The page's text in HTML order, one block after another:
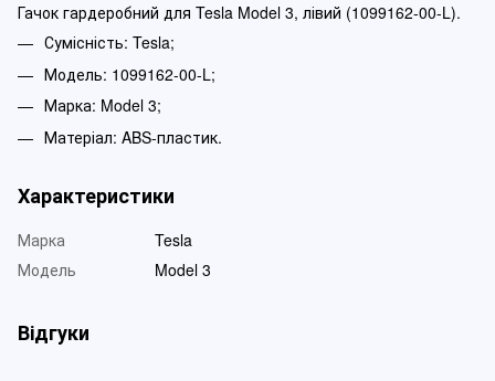
Гачок гардеробний для Tesla Model 3, лівий (1099162-00-L).
Сумісність: Tesla;
Модель: 1099162-00-L;
Марка: Model 3;
Матеріал: ABS-пластик.
Характеристики
Марка
Tesla
Модель
Model 3
Відгуки